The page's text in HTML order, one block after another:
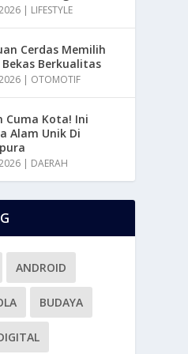
| LIFESTYLE
Cerdas Memilih
Berkualitas
| OTOMOTIF
Cuma Kota! Ini
Alam Unik Di
| DAERAH
ANDROID
BUDAYA